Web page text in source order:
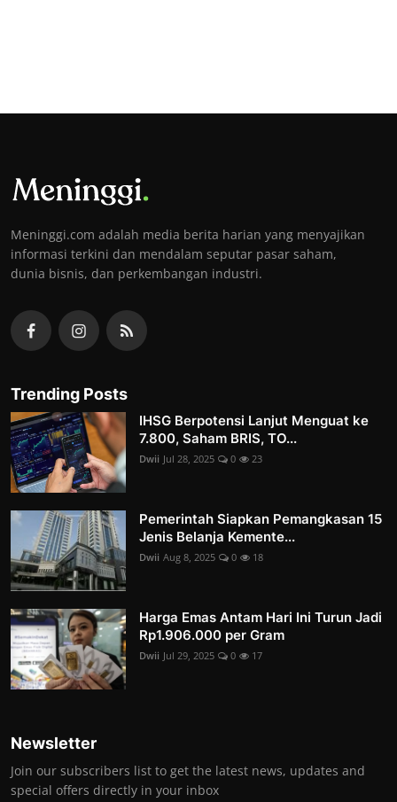
Meninggi.com adalah media berita harian yang menyajikan
informasi terkini dan mendalam seputar pasar saham,
dunia bisnis, dan perkembangan industri.
Trending Posts
IHSG Berpotensi Lanjut Menguat ke
7.800, Saham BRIS, TO...
Dwii Jul 28, 2025 0 23
Pemerintah Siapkan Pemangkasan 15
Jenis Belanja Kemente...
Dwii Aug 8, 2025 0 18
Harga Emas Antam Hari Ini Turun Jadi
Rp1.906.000 per Gram
Dwii Jul 29, 2025 0 17
Newsletter
Join our subscribers list to get the latest news, updates and
special offers directly in your inbox